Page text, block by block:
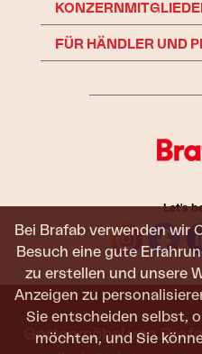
Bei Brafab verwenden wir
Besuch eine gute
zu erstellen und unsere
Anzeigen zu
Sie entscheiden selbst,
möchten, und Sie
FÜR HÄNDLER UND
Let's
Gartenmöbel von